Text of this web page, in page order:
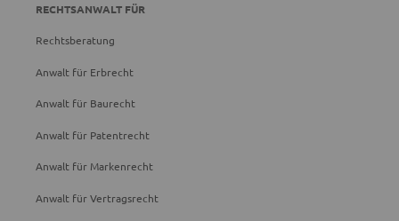
RECHTSANWALT FÜR
Rechtsberatung
Anwalt für Erbrecht
Anwalt für Baurecht
Anwalt für Patentrecht
Anwalt für Markenrecht
Anwalt für Vertragsrecht